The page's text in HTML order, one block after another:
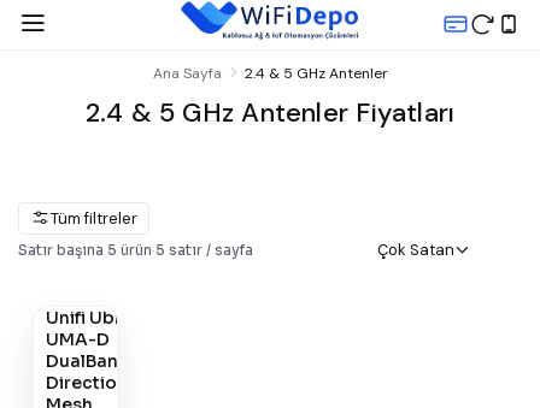
Ana Sayfa 2.4 & 5 GHz Antenler
2.4 & 5 GHz Antenler Fiyatları
Tüm filtreler
Satır başına 5 ürün·5 satır / sayfa Çok Satan
239
Gelince
Ver
Unifi Ubnt
UMA-D
DualBand
Directional